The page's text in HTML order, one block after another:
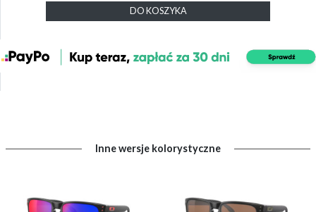
DO KOSZYKA
Inne wersje kolorystyczne